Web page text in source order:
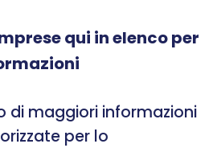
qui in elenco per
di maggiori informazioni
per lo